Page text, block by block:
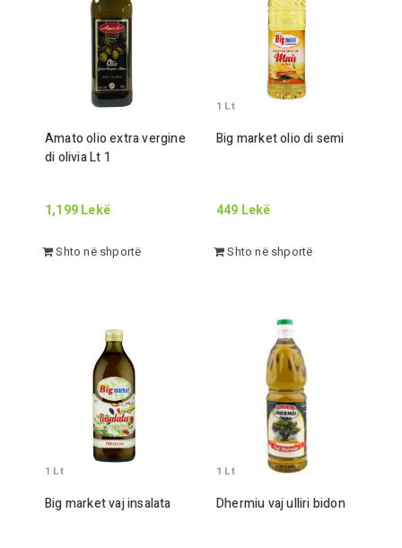
Amato olio extra vergine
di oliviaLt 1
1,199Lekë
Shto në shportë
Big market olio di semi
1 Lt
449 Lekë
Shto në shportë
Big market vaj insalata
1 Lt
Dhermiu vaj ulliri bidon
1 Lt